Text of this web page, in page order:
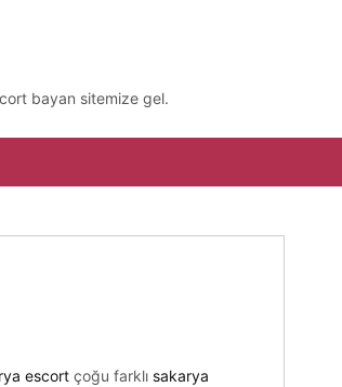
bayan sitemize gel.
escort çoğu farklı sakarya